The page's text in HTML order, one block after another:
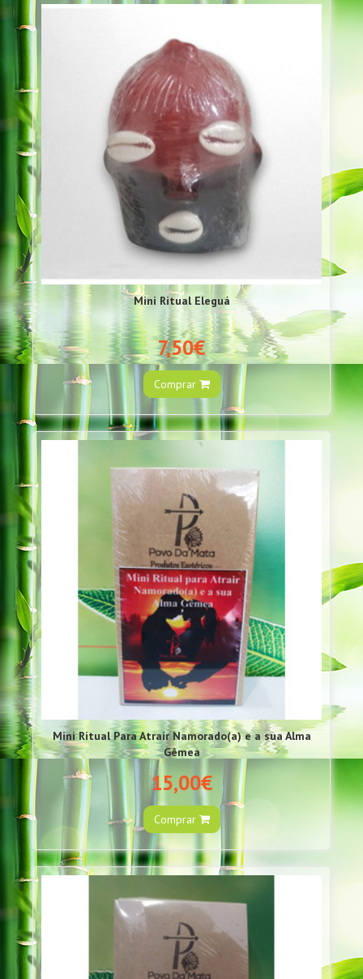
Mini Ritual Eleguá
7,50€
Comprar
Mini Ritual Para Atrair Namorado(a) e a sua Alma
Gêmea
15,00€
Comprar